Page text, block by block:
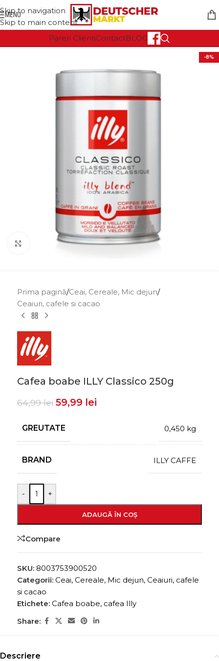
Skip to navigation
Skip to main content
MENU
Pareri ClientiContactBLOG
-8%
Click to enlarge
Prima pagină/Ceai, Cereale, Mic dejun/
Ceaiuri, cafele si cacao
Cafea boabe ILLY Classico 250g
64,99lei 59,99 lei
GREUTATE 0,450 kg
BRAND ILLY CAFFE
- +
ADAUGĂ ÎN COȘ
Compare
SKU: 8003753900520
Categorii: Ceai, Cereale, Mic dejun, Ceaiuri, cafele
si cacao
Etichete: Cafea boabe, cafea Illy
Share:
Descriere